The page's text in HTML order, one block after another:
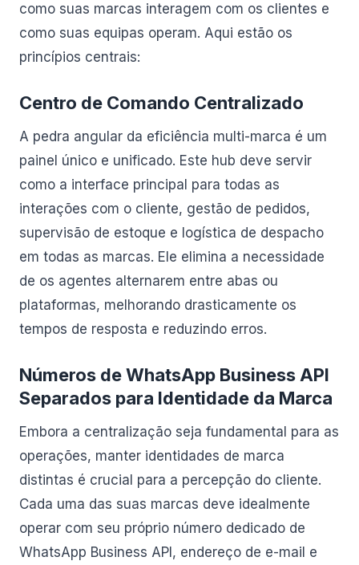
como suas marcas interagem com os clientes e
como suas equipas operam. Aqui estão os
princípios centrais:
Centro de Comando Centralizado
A pedra angular da eficiência multi-marca é um
painel único e unificado. Este hub deve servir
como a interface principal para todas as
interações com o cliente, gestão de pedidos,
supervisão de estoque e logística de despacho
em todas as marcas. Ele elimina a necessidade
de os agentes alternarem entre abas ou
plataformas, melhorando drasticamente os
tempos de resposta e reduzindo erros.
Números de WhatsApp Business API
Separados para Identidade da Marca
Embora a centralização seja fundamental para as
operações, manter identidades de marca
distintas é crucial para a percepção do cliente.
Cada uma das suas marcas deve idealmente
operar com seu próprio número dedicado de
WhatsApp Business API, endereço de e-mail e